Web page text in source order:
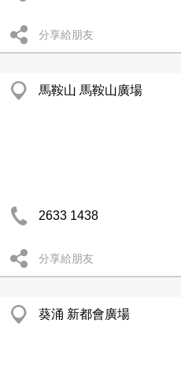
分享給朋友
馬鞍山 馬鞍山廣場
2633 1438
分享給朋友
葵涌 新都會廣場